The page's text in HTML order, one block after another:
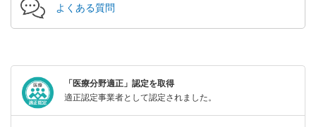
よくある質問
「医療分野適正」認定を取得
適正認定事業者として認定されました。